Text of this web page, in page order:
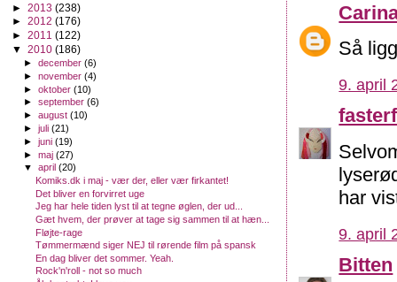
Så
9. april
har
9. april
Bitten
► 2013 (238)
► 2012 (176)
► 2011 (122)
▼ 2010 (186)
►december(6)
►november(4)
►oktober(10)
►september(6)
►august(10)
►juli(21)
►juni(19)
►maj(27)
▼april(20)
Komiks.dk i maj - vær der, eller vær firkantet!
Det bliver en forvirret uge
Jeg har hele tiden lyst til at tegne øglen, der ud...
Gæt hvem, der prøver at tage sig sammen til at hæn...
Fløjte-rage
Tømmermænd siger NEJ til rørende film på spansk
En dag bliver det sommer. Yeah.
Rock'n'roll - not so much